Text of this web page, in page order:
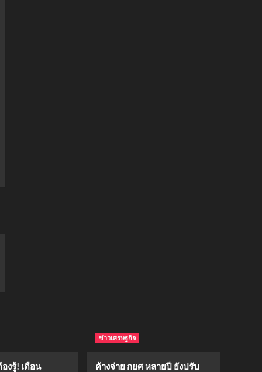
งรู้! เดือน
ข่าวเศรษฐกิจ
ค้างจ่าย กยศ หลายปี ยังปรับ